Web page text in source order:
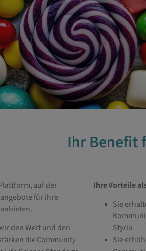
Ihr Benefit
auf der
für ihre
den Wert und den
die Community
Ihre Vorteile
Sie
Styria
Sie